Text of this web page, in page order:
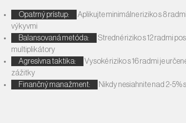
Opatrný prístup:
Aplikujte minimálne riziko s 8
výkyvmi
Balansovaná metóda:
Stredné riziko s 12 radmi
multiplikátory
Agresívna taktika:
Vysoké riziko s 16 radmi je
zážitky
Finančný manažment:
Nikdy nesiahnite nad 2-